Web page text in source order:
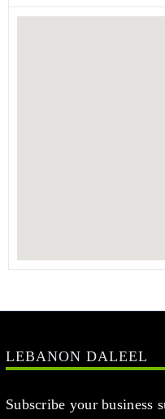
LEBANON DALEEL
Subscribe your business